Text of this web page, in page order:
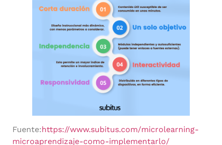
Fuente:https://www.subitus.com/microlearning-
microaprendizaje-como-implementarlo/